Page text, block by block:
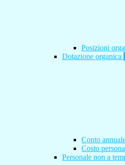
Posizioni
Dotazione organica
Conto
Costo
Personale non a